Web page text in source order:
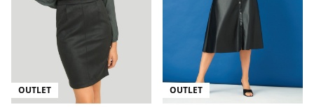
OUTLET OUTLET